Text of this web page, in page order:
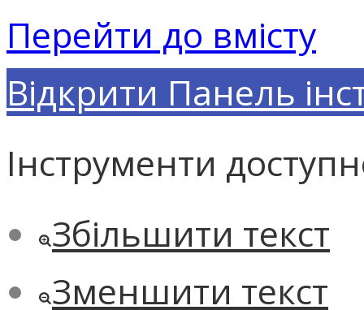
Перейти до вмісту
Відкрити Панель
Інструменти
Збільшити текст
Зменшити текст